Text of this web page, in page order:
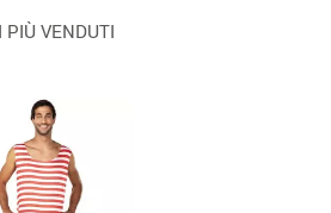
I PIÙ VENDUTI